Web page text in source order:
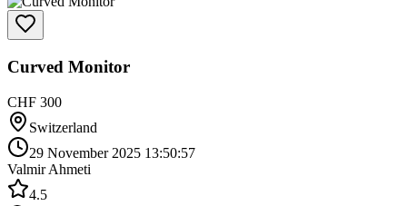
Curved Monitor
CHF 300
Switzerland
29 November 2025 13:50:57
Valmir Ahmeti
4.5